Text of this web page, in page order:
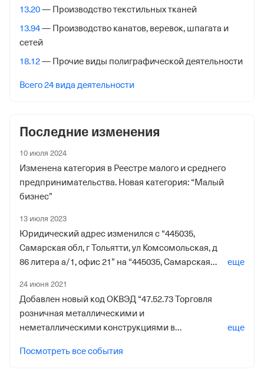
Внебюджетные фонды
Наименование территориального органа
Отделение Фонда Пенсионного и Социального
Страхования Российской Федерации по Самарской
обл.
1061069728
Дата регистрации
13 июня 2019
Наименование территориального органа
Отделение Фонда Пенсионного и Социального
Страхования Российской Федерации по Самарской
обл.
13.20— Производство текстильных тканей
13.94— Производство канатов, веревок, шпагата и
сетей
18.12— Прочие виды полиграфической деятельности
Всего 24 вида деятельности
Последние изменения
10 июля 2024
Изменена категория в Реестре малого и среднего
предпринимательства. Новая категория: “Малый
бизнес”
13 июля 2023
Юридический адрес изменился с “445035,
Самарская обл, г Тольятти, ул Комсомольская, д
86 литера а/1, офис 21” на “445035, Самарская
еще
24 июня 2021
Добавлен новый код ОКВЭД “47.52.73 Торговля
розничная металлическими и
неметаллическими конструкциями в
еще
Посмотреть все события